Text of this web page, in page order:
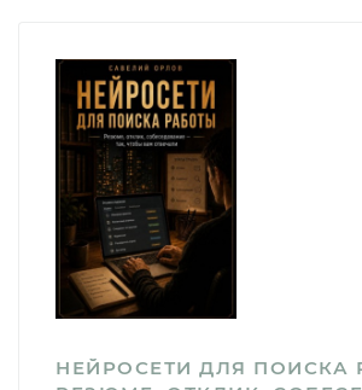
НЕЙРОСЕТИ ДЛЯ ПОИСКА